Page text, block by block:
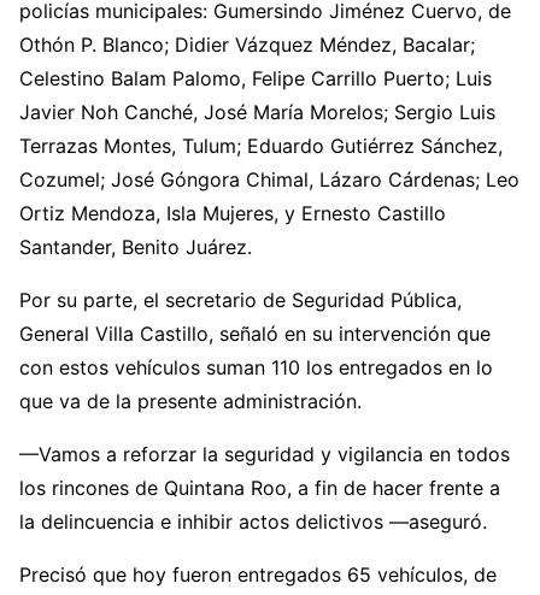
policías municipales: Gumersindo Jiménez Cuervo, de
Othón P. Blanco; Didier Vázquez Méndez, Bacalar;
Celestino Balam Palomo, Felipe Carrillo Puerto; Luis
Javier Noh Canché, José María Morelos; Sergio Luis
Terrazas Montes, Tulum; Eduardo Gutiérrez Sánchez,
Cozumel; José Góngora Chimal, Lázaro Cárdenas; Leo
Ortiz Mendoza, Isla Mujeres, y Ernesto Castillo
Santander, Benito Juárez.
Por su parte, el secretario de Seguridad Pública,
General Villa Castillo, señaló en su intervención que
con estos vehículos suman 110 los entregados en lo
que va de la presente administración.
—Vamos a reforzar la seguridad y vigilancia en todos
los rincones de Quintana Roo, a fin de hacer frente a
la delincuencia e inhibir actos delictivos —aseguró.
Precisó que hoy fueron entregados 65 vehículos, de